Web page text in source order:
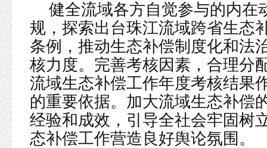
健全流域各方自觉参与的内在
规，探索出台珠江流域跨省生态
条例，推动生态补偿制度化和法
核力度。完善考核因素，合理分
流域生态补偿工作年度考核结果
的重要依据。加大流域生态补偿
经验和成效，引导全社会牢固树
态补偿工作营造良好舆论氛围。